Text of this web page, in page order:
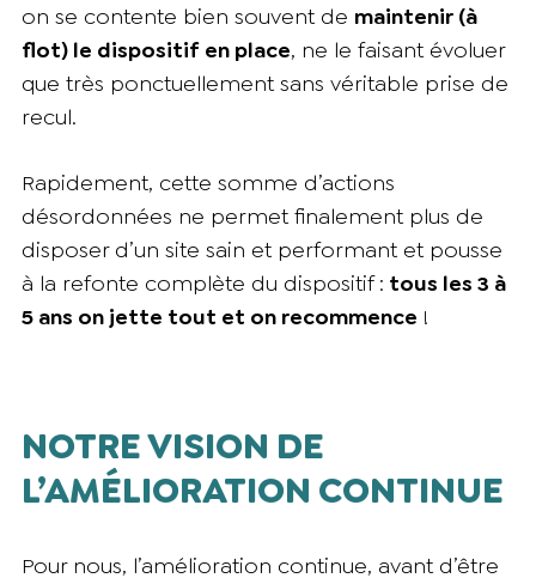
on se contente bien souvent de maintenir (à
flot) le dispositif en place, ne le faisant évoluer
que très ponctuellement sans véritable prise de
recul.
Rapidement, cette somme d’actions
désordonnées ne permet finalement plus de
disposer d’un site sain et performant et pousse
à la refonte complète du dispositif : tous les 3 à
5 ans on jette tout et on recommence !
NOTRE VISION DE
L’AMÉLIORATION CONTINUE
Pour nous, l’amélioration continue, avant d’être